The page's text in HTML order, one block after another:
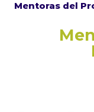
Mentoras del